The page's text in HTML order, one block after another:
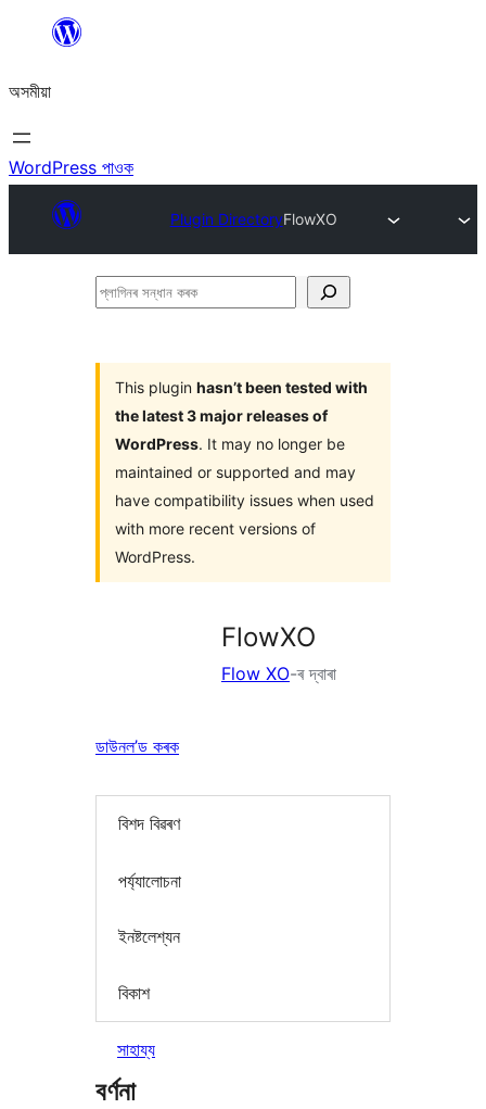
বিষয়বস্তুলৈ
যাওক
অসমীয়া
WordPress পাওক
Plugin DirectoryFlowXO
প্লাগিনৰ
This plugin hasn’t been tested with
the latest 3 major releases of
WordPress. It may no longer be
maintained or supported and may
have compatibility issues when used
with more recent versions of
WordPress.
FlowXO
Flow XO-ৰ দ্বাৰা
ডাউনল’ড কৰক
বিশদ বিৱৰণ
পৰ্য্যালোচনা
ইনষ্টলেশ্যন
বিকাশ
সাহায্য
বৰ্ণনা